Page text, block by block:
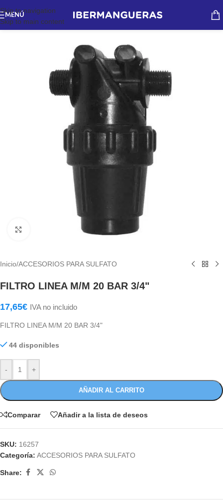
Skip to navigation
Skip to main content
MENÚ
Haga Click para agrandar
Inicio/ACCESORIOS PARA SULFATO
FILTRO LINEA M/M 20 BAR 3/4"
17,65€ IVA no incluido
FILTRO LINEA M/M 20 BAR 3/4"
44 disponibles
- +
AÑADIR AL CARRITO
Comparar Añadir a la lista de deseos
SKU: 16257
Categoría: ACCESORIOS PARA SULFATO
Share: